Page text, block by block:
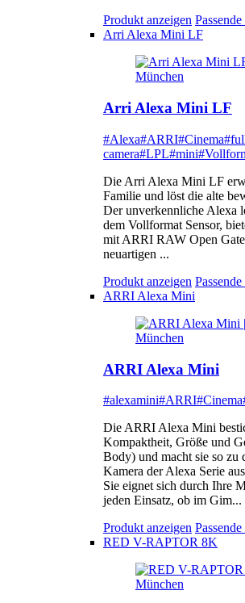
Produkt anzeigen
Arri Alexa Mini LF
Arri Alexa Mini LF
#Alexa#ARRI#Cinema
camera#LPL#mini
Die Arri Alexa Mini LF
Familie und löst die alte
Der unverkennliche Alexa
dem Vollformat Sensor,
mit ARRI RAW Open
neuartigen ...
Produkt anzeigen
ARRI Alexa Mini
ARRI Alexa Mini
#alexamini#ARRI#Cinema
Die ARRI Alexa Mini
Kompaktheit, Größe und
Body) und macht sie so zu
Kamera der Alexa Serie
Sie eignet sich durch Ihre
jeden Einsatz, ob im Gim...
Produkt anzeigen
RED V-RAPTOR 8K